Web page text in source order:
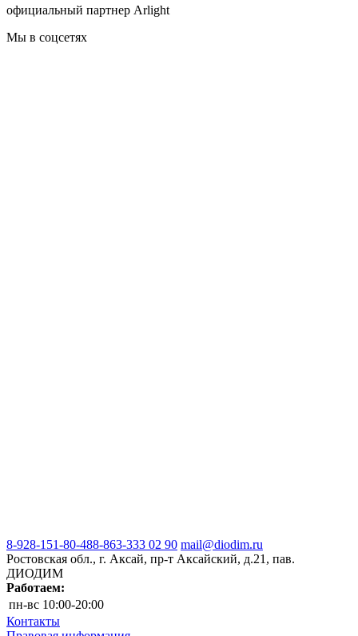
официальный партнер Arlight
Мы в соцсетях
8-928-151-80-488-863-333 02 90 mail@diodim.ru
Ростовская обл., г. Аксай, пр-т Аксайский, д.21, пав.
ДИОДИМ
Работаем:
пн-вс 10:00-20:00
Контакты